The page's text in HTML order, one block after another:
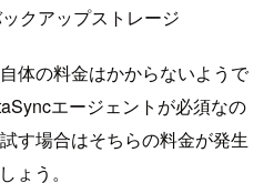
クアップストレージ
体の料金はかからないようで
エージェントが必須なの
す場合はそちらの料金が発生
ょう。